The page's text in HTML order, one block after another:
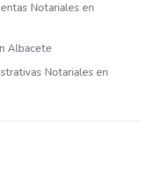
Notariales en
Albacete
Notariales en